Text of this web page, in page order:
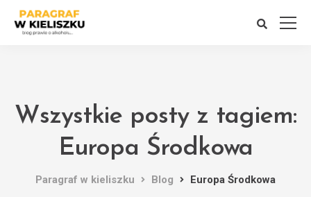
Wszystkie posty z tagiem:
Europa Środkowa
Paragraf w kieliszku Blog Europa Środkowa